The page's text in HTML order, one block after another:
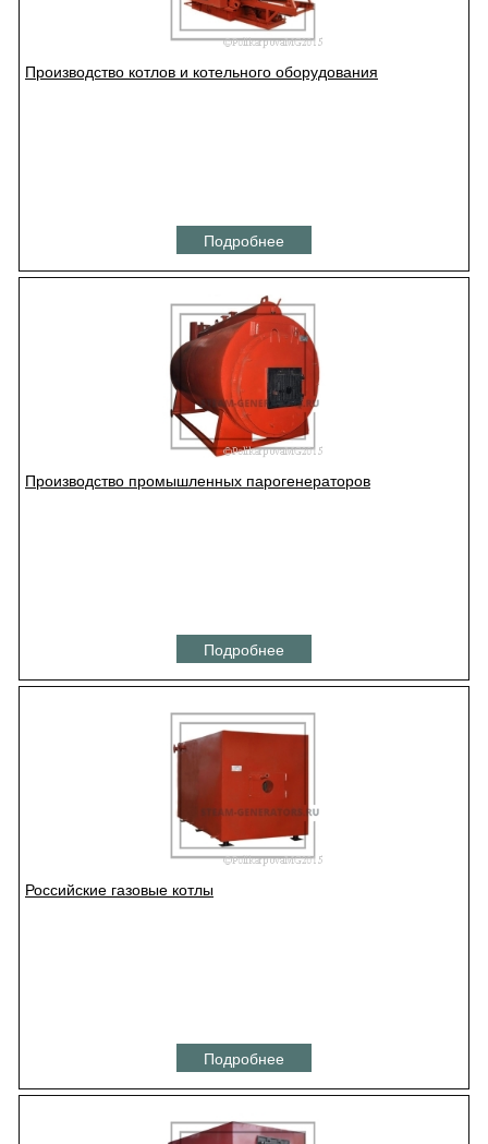
Производство котлов и котельного оборудования
Подробнее
Производство промышленных парогенераторов
Подробнее
Российские газовые котлы
Подробнее